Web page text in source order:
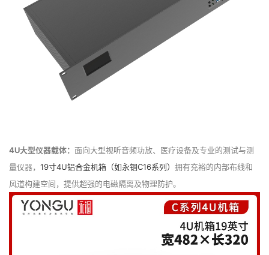
4U大型仪器载体： 面向大型视听音频功放、医疗设备及专业的测试与测
量仪器， 19寸4U铝合金机箱（如永锢C16系列） 拥有充裕的内部布线和
风道构建空间，提供超强的电磁隔离及物理防护。